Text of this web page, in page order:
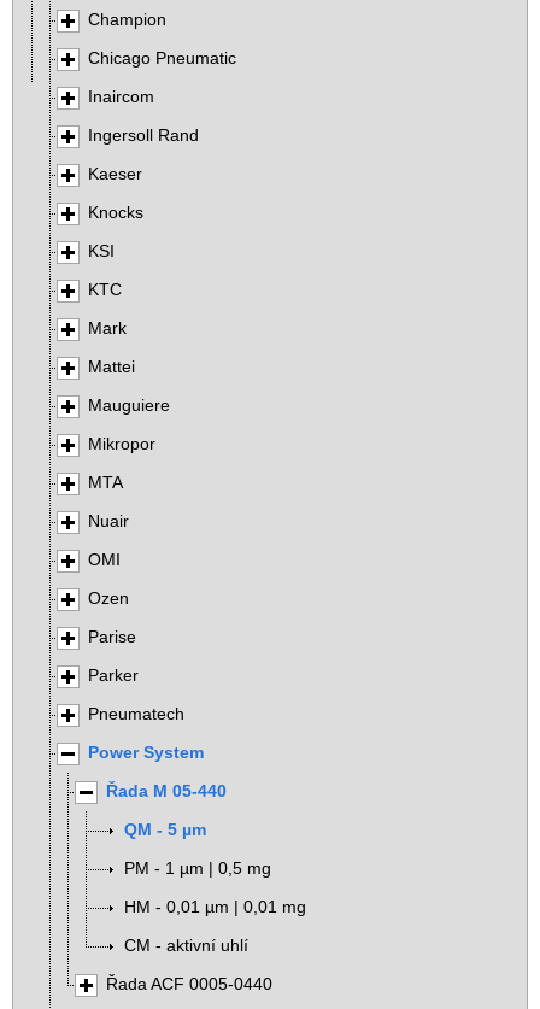
Champion
Chicago Pneumatic
Inaircom
Ingersoll Rand
Kaeser
Knocks
KSI
KTC
Mark
Mattei
Mauguiere
Mikropor
MTA
Nuair
OMI
Ozen
Parise
Parker
Pneumatech
Power System
Řada M 05-440
QM - 5 µm
PM - 1 µm | 0,5 mg
HM - 0,01 µm | 0,01 mg
CM - aktivní uhlí
Řada ACF 0005-0440